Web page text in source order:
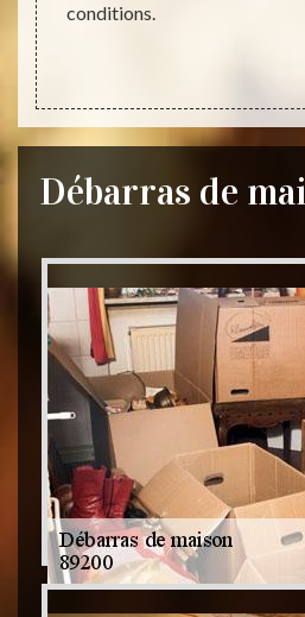
conditions.
Débarras de